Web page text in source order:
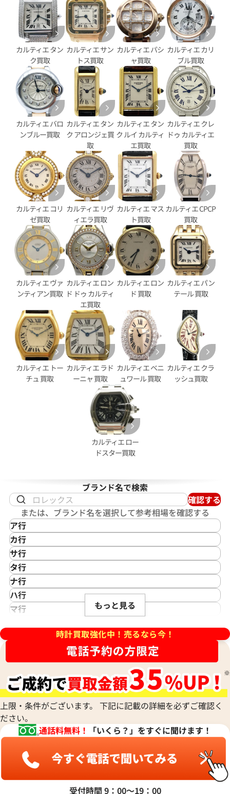
ンテール SM 2ロウ
日時点の参考買取価格です
カルティエ パンテール ウォ
WSPN0011
参考買取価格
710,000円
※2025年10月27日時点の参考
す
ンテール MM 2ロウ
日時点の参考買取価格です
カルティエ カリブル ドゥ カ
ロノグラフ W7100061
参考買取価格
630,000円
※2026年4月9日時点の参考買
ンテール ウォッチ MM
格
9日時点の参考買取価格です
カルティエ カリブル ドゥ カ
W7100045
参考買取価格
620,000円
※2026年5月9日時点の参考買
ンテール ウォッチ ミニモデ カルティエ パンテール MM
カルティエ タン
ク買取
カルティエ サン
トス買取
カルティエ パシ
ャ買取
カルティエ カリ
ブル買取
カルティエ バロ
ンブルー買取
カルティエ タン
ク アロンジェ買
取
カルティエ タン
ク ルイ カルティ
エ買取
カルティエ クレ
ドゥ カルティエ
買取
カルティエ コリ
ゼ買取
カルティエ リヴ
ィエラ買取
カルティエ マス
ト買取
カルティエ CPCP
買取
カルティエ ヴァ
ンティアン買取
カルティエ ロン
ド ドゥ カルティ
エ買取
カルティエ ロン
ド 買取
カルティエ パン
テール 買取
カルティエ トー
チュ 買取
カルティエ ラド
ーニャ 買取
カルティエ ベニ
ュワール 買取
カルティエ クラ
ッシュ買取
カルティエ ロー
ドスター買取
ブランド名で検索
確認する
または、ブランド名を選択して参考相場を確認する
ア行
IKEPOD
アイクポッド
IWC
アイダブリューシー
Azimuth
アジムース
ANONIMO
Alain Silberstein
アラン・シルベスタイン
Armand Nicolet
アルマン・ニコレ
WALTHAM
ウォルサム
HUBLOT
ウブロ
ETERNA
エテルナ
EDOX
エドックス
EBERHARD
カ行
CASIO
カシオ
Cartier
カルティエ
Gaga Milano
ガガミラノ
Quinting
クインティング
Cuervo y Sobrinos
クエルボ・イ・ソブリノス
CVSTOS
クストス
Chronoswiss
クロノスイス
GUCCI
グッチ
Graham
グラハム
グランドセイコー
サ行
Saint Laurent
サンローラン
Shellman
シェルマン
CITIZEN
シチズン
Chopard
ショパール
CHAUMET
ショーメ
Jacob & Co.
ジェイコブ
Gerald Genta
ジェラルド・ジェンタ
Jaeger-LeCoultre
タ行
TAG Heuer
タグ・ホイヤー
Daniel Roth
ダニエル・ロート
TUDOR
チューダー(チュードル)
ティファニー
Dior
ディオール
ナ行
NOMOS Glashütte
ノモス グラスヒュッテ
ハ行
Hamilton
Harry Winston
ハリー・ウィンストン
Patek Philippe
Panerai
パネライ
Parmigiani Fleurier
パルミジャーニ・フルリエ
Piaget
PIERRE KUNZ
ピエール・クンツ
FRANCK MULLER
マ行
MAURICE LACROIX
モーリス・ラクロア
RALPH LAUREN
ラルフ ローレン
リシャール・ミル
Louis Vuitton
ルイ・ヴィトン
Luminox
ルミノックス
Ressence
ROGER DUBUIS
ロジェ・デュブイ
ROLEX
もっと見る
時計買取強化中！売るなら今！
上限・条件がございます。 下記に記載の詳細を必ずご確認く
ださい。
通話料無料！
「いくら？」をすぐに聞けます！
受付時間 9：00〜19：00